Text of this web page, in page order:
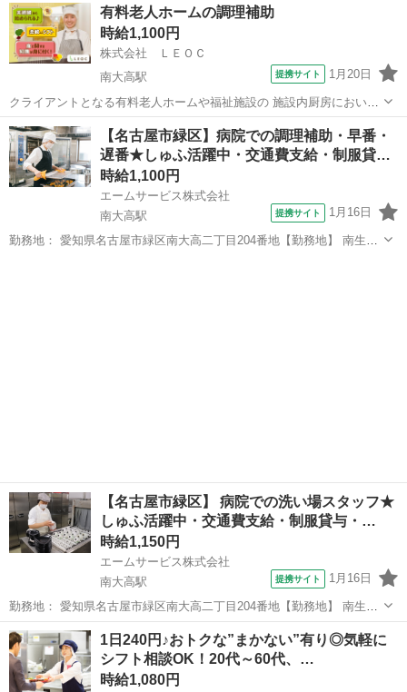
有料老人ホームの調理補助
時給1,100円
株式会社 ＬＥＯＣ
南大高駅
提携サイト 1月20日
クライアントとなる有料老人ホームや福祉施設の 施設内厨房におい
て、朝昼晩の決まった時間に合わせて ご利用者様へお食事提供を行う
お仕事です。 調理補助の方には食器の準備・お食事の盛付・配膳 ・食
器洗浄などのお仕事をお任せします...
愛知 名古屋市 南大高駅 その他
【名古屋市緑区】病院での調理補助・早番・
遅番★しゅふ活躍中・交通費支給・制服貸…
時給1,100円
エームサービス株式会社
南大高駅
提携サイト 1月16日
勤務地： 愛知県名古屋市緑区南大高二丁目204番地【勤務地】 南生協
【名古屋市緑区】 病院での洗い場スタッフ★
しゅふ活躍中・交通費支給・制服貸与・…
時給1,150円
エームサービス株式会社
南大高駅
提携サイト 1月16日
勤務地： 愛知県名古屋市緑区南大高二丁目204番地【勤務地】 南生協
病院-3467 愛知県名古屋市緑区南大高二丁目204番地 【アクセス】 JR
東海道線 南大高駅より徒歩1分 南大高駅 徒歩1分 週勤務日時： 週2
日~...
愛知 名古屋市 南大高駅 キッチン
1日240円♪おトクな”まかない”有り◎気軽に
シフト相談OK！20代～60代、…
時給1,080円